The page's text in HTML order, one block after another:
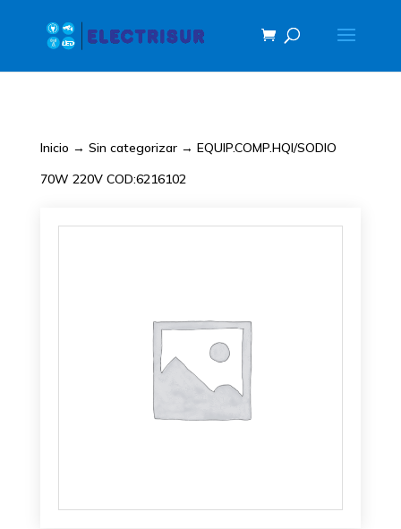
Inicio → Sin categorizar→ EQUIP.COMP.HQI/SODIO
70W 220V COD:6216102